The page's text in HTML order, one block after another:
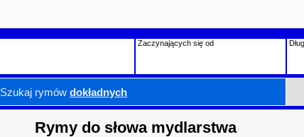
Zaczynających się od
Szukaj rymówdokładnych
Rymy do słowa mydlarstwa